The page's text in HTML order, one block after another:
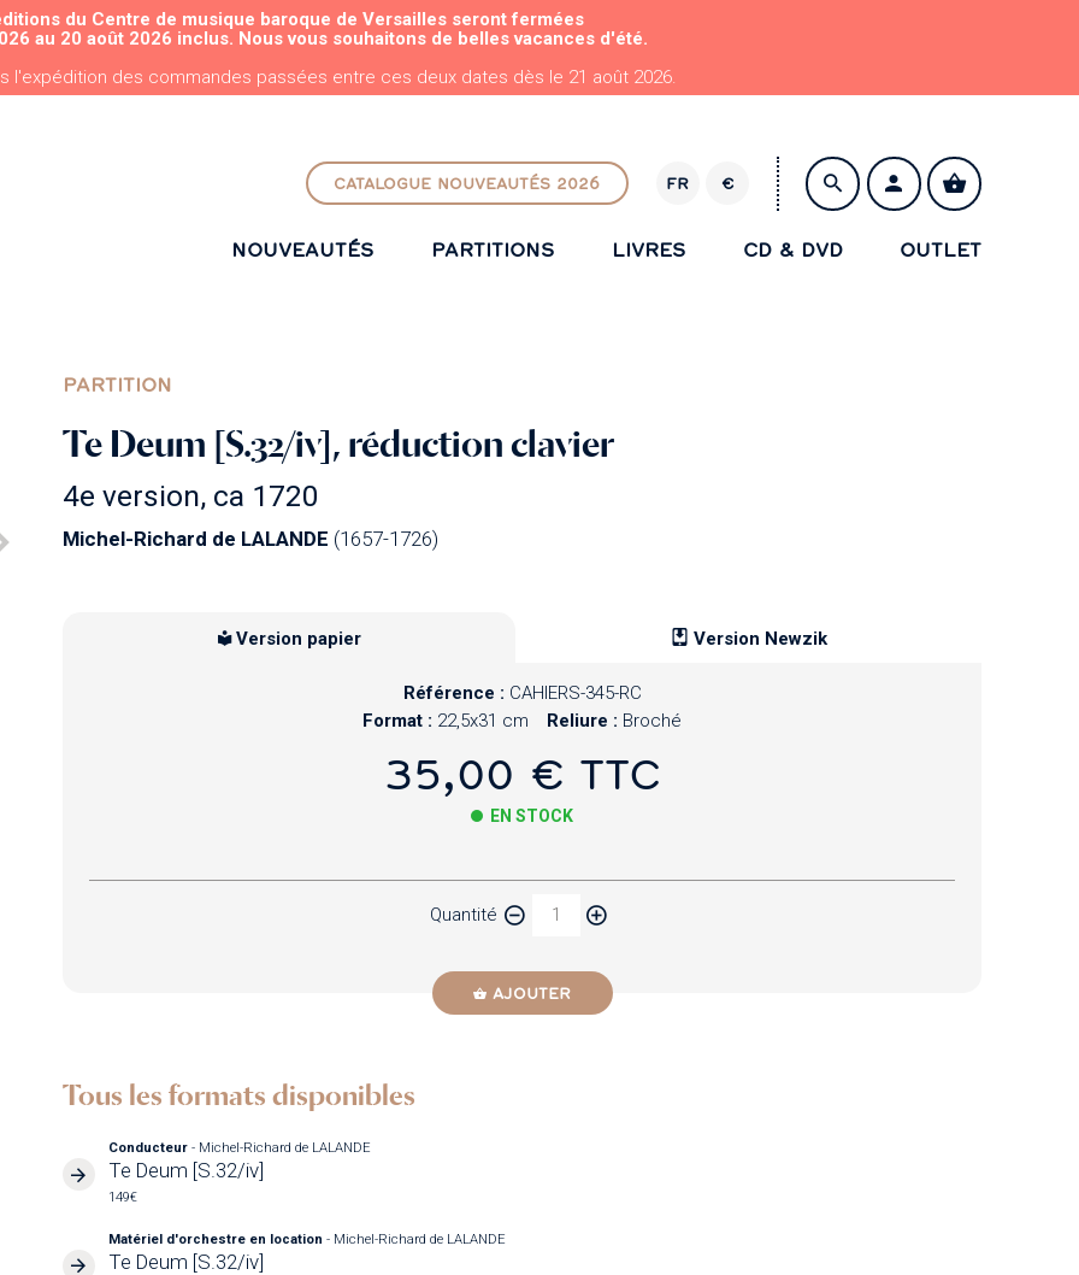
ALLER AU CONTENU PRINCIPAL
du Centre de musique baroque de Versailles seront fermées
au 20 août 2026 inclus. Nous vous souhaitons de belles vacances d'été.
l'expédition des commandes passées entre ces deux dates dès le 21 août 2026.
CATALOGUE NOUVEAUTÉS 2026 FR
R
€
NOUVEAUTÉS PARTITIONS LIVRES CD & DVD OUTLET
PARTITION
Te Deum [S.32/iv], réduction clavier
4e version, ca 1720
Michel-Richard de LALANDE (1657-1726)
Version papier Version Newzik
Référence : CAHIERS-345-RC
Format : 22,5x31 cm Reliure : Broché
35,00 € TTC
EN STOCK
Quantité
AJOUTER
Tous les formats disponibles
Conducteur- Michel-Richard de LALANDE
Te Deum [S.32/iv]
149€
Matériel d'orchestre en location- Michel-Richard de LALANDE
Te Deum [S.32/iv]